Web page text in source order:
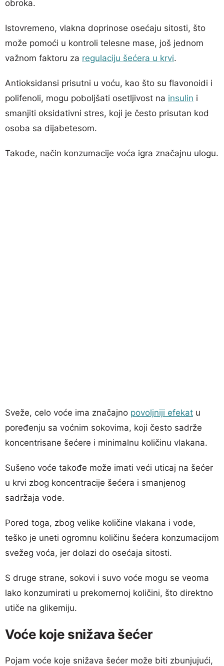
obroka.
Istovremeno, vlakna doprinose osećaju sitosti, što
može pomoći u kontroli telesne mase, još jednom
važnom faktoru za regulaciju šećera u krvi.
Antioksidansi prisutni u voću, kao što su flavonoidi i
polifenoli, mogu poboljšati osetljivost na insulin i
smanjiti oksidativni stres, koji je često prisutan kod
osoba sa dijabetesom.
Takođe, način konzumacije voća igra značajnu ulogu.
Sveže, celo voće ima značajno povoljniji efekat u
poređenju sa voćnim sokovima, koji često sadrže
koncentrisane šećere i minimalnu količinu vlakana.
Sušeno voće takođe može imati veći uticaj na šećer
u krvi zbog koncentracije šećera i smanjenog
sadržaja vode.
Pored toga, zbog velike količine vlakana i vode,
teško je uneti ogromnu količinu šećera konzumacijom
svežeg voća, jer dolazi do osećaja sitosti.
S druge strane, sokovi i suvo voće mogu se veoma
lako konzumirati u prekomernoj količini, što direktno
utiče na glikemiju.
Voće koje snižava šećer
Pojam voće koje snižava šećer može biti zbunjujući,